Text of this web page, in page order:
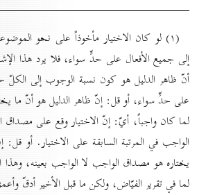
(۱) لو كان الاختيار مأخوذاً على نحو
إلى جميع الأفعال على حدٍّ سواء، فلا يرد هذا
أنّ ظاهر الدليل هو كون نسبة الوجوب إلى الكلّ
على حدٍّ سواء، أو قل: إنّ ظاهر الدليل هو أنّ ما
لما كان واجباً، أيّ: إنّ الاختيار وقع على مصداق
الواجب في المرتبة السابقة على الاختيار. أو
يختاره هو مصداق الواجب لا الواجب بعينه، وهذا
لما في تقرير الفيّاض، ولكن ما قبل الأخير أدقّ